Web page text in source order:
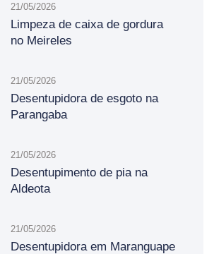
21/05/2026
Limpeza de caixa de gordura
no Meireles
21/05/2026
Desentupidora de esgoto na
Parangaba
21/05/2026
Desentupimento de pia na
Aldeota
21/05/2026
Desentupidora em Maranguape